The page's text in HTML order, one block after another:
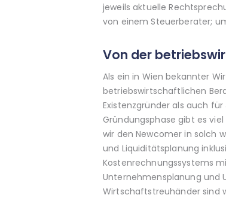
jeweils aktuelle
von einem Steuerberater;
Von der
Als ein in Wien bekannter
betriebswirtschaftlichen
Existenzgründer als auch
Gründungsphase gibt es
wir den Newcomer in solch
und Liquiditätsplanung
Kostenrechnungssystems
Unternehmensplanung und
Wirtschaftstreuhänder sind